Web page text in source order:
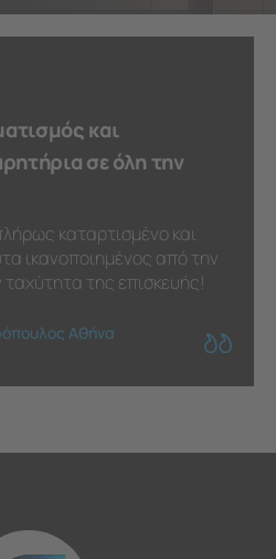
και
σε όλη την
καταρτισμένο και
ικανοποιημένος από την
της επισκευής!
Αθήνα